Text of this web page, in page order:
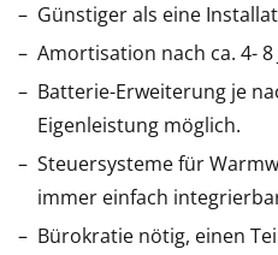
Günstiger als eine
Amortisation nach ca. 4- 8
Batterie-Erweiterung je
Eigenleistung möglich.
Steuersysteme für
immer einfach
Bürokratie nötig, einen